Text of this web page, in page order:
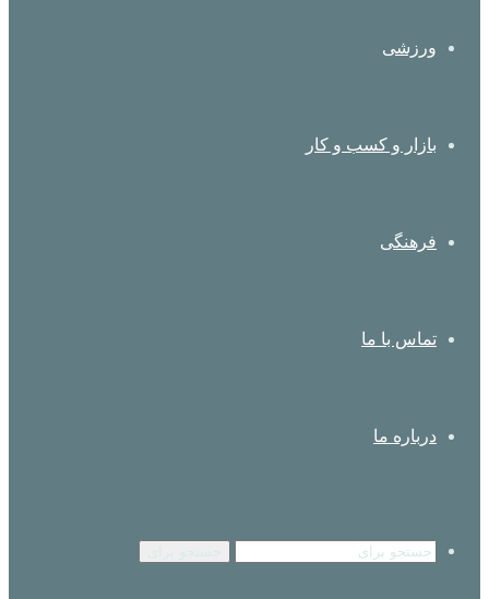
ورزشی
بازار و کسب و کار
فرهنگی
تماس با ما
درباره ما